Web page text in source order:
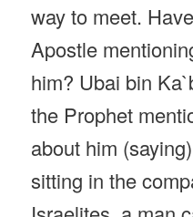
way to meet.
Apostle
him? Ubai bin
the Prophet
about him
sitting in the